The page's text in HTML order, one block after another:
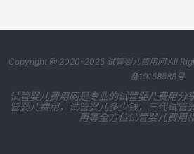
Copyright @ 2020-2025 试管婴儿费用网All
备19158588号
试管婴儿费用网是专业的试管婴儿费用分
管婴儿费用，试管婴儿多少钱，三代试管
用等全方位试管婴儿费用